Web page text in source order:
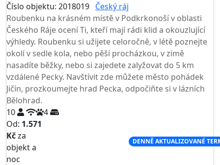
Číslo objektu: 2018019 Český ráj
Roubenku na krásném místě v Podkrkonoší v oblasti
Českého Ráje ocení Ti, kteří mají rádi klid a okouzlující
výhledy. Roubenku si užijete celoročně, v létě poznejte
okolí v sedle kola, nebo pěší procházkou, v zimě
nasadíte běžky, nebo si zajedete zalyžovat do 5 km
vzdálené Pecky. Navštívit zde můžete město pohádek
Jičín, prozkoumejte hrad Pecka, odpočiňte si v lázních
Bělohrad.
10
4
Od: 1.571
Kčza
objekt a
noc
DENNĚ AKTUALIZOVANÉ